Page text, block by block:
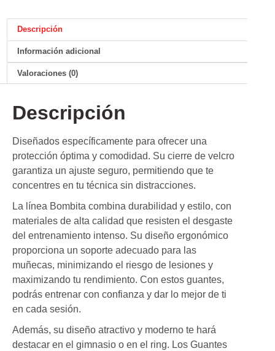
Descripción
Información adicional
Valoraciones (0)
Descripción
Diseñados específicamente para ofrecer una
protección óptima y comodidad. Su cierre de velcro
garantiza un ajuste seguro, permitiendo que te
concentres en tu técnica sin distracciones.
La línea Bombita combina durabilidad y estilo, con
materiales de alta calidad que resisten el desgaste
del entrenamiento intenso. Su diseño ergonómico
proporciona un soporte adecuado para las
muñecas, minimizando el riesgo de lesiones y
maximizando tu rendimiento. Con estos guantes,
podrás entrenar con confianza y dar lo mejor de ti
en cada sesión.
Además, su diseño atractivo y moderno te hará
destacar en el gimnasio o en el ring. Los Guantes